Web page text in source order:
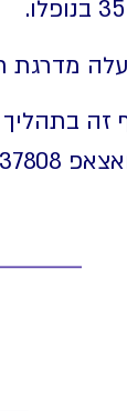
מדרגת
זה
055-5637808⁩"